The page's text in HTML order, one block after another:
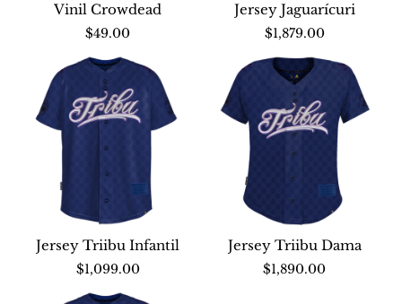
Nuevo
Vinil Crowdead
$49.00
Nuevo
Jersey Jaguarícuri
$1,879.00
Nuevo
Jersey Triibu Infantil
$1,099.00
Nuevo
Jersey Triibu Dama
$1,890.00